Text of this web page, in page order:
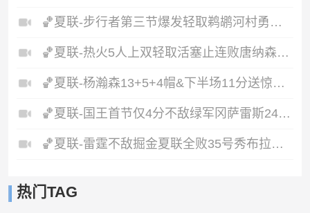
🏀夏联-步行者第三节爆发轻取鹈鹕河村勇辉5+5+12斯劳森22分
🏀夏联-热火5人上双轻取活塞止连败唐纳森20+8+10奥科里27分
🏀夏联-杨瀚森13+5+4帽&下半场11分送惊艳妙传开拓者力克掘金
🏀夏联-国王首节仅4分不敌绿军冈萨雷斯24+10+5塞纳克10+12
🏀夏联-雷霆不敌掘金夏联全败35号秀布拉齐尔32+6马拉14+7+6
热门TAG